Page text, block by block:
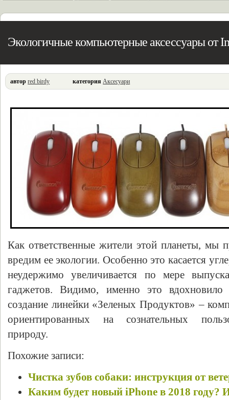
Экологичные компьютерные аксессуары от
автор red birdy категория Аксесуари
Как ответственные жители этой планеты, мы
вредим ее экологии. Особенно это касается
неудержимо увеличивается по мере
гаджетов. Видимо, именно это
создание линейки «Зеленых Продуктов» –
ориентированных на сознательных
природу.
Похожие записи:
Чистка зубов собаки: инструкция от
Каким будет новый iPhone в 2018 году?